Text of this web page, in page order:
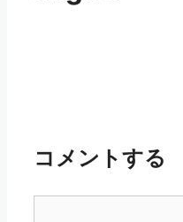
コメントする